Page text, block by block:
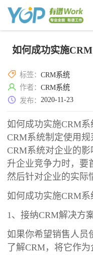
如何成功实施
标签：CRM系统
作者：CRM系统
发布：2020-11-23
如何成功实施CRM
CRM系统制定使用规
CRM系统对企业的
升企业竞争力时，要
然后针对企业的实际
如何成功实施CRM系
1、接纳CRM解决方
如果你希望销售人员
了解CRM，将它作